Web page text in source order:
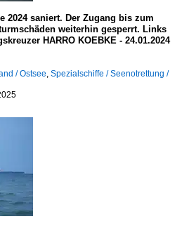
2024 saniert. Der Zugang bis zum
weiterhin gesperrt. Links
HARRO KOEBKE - 24.01.2024
/ Ostsee, Spezialschiffe / Seenotrettung /